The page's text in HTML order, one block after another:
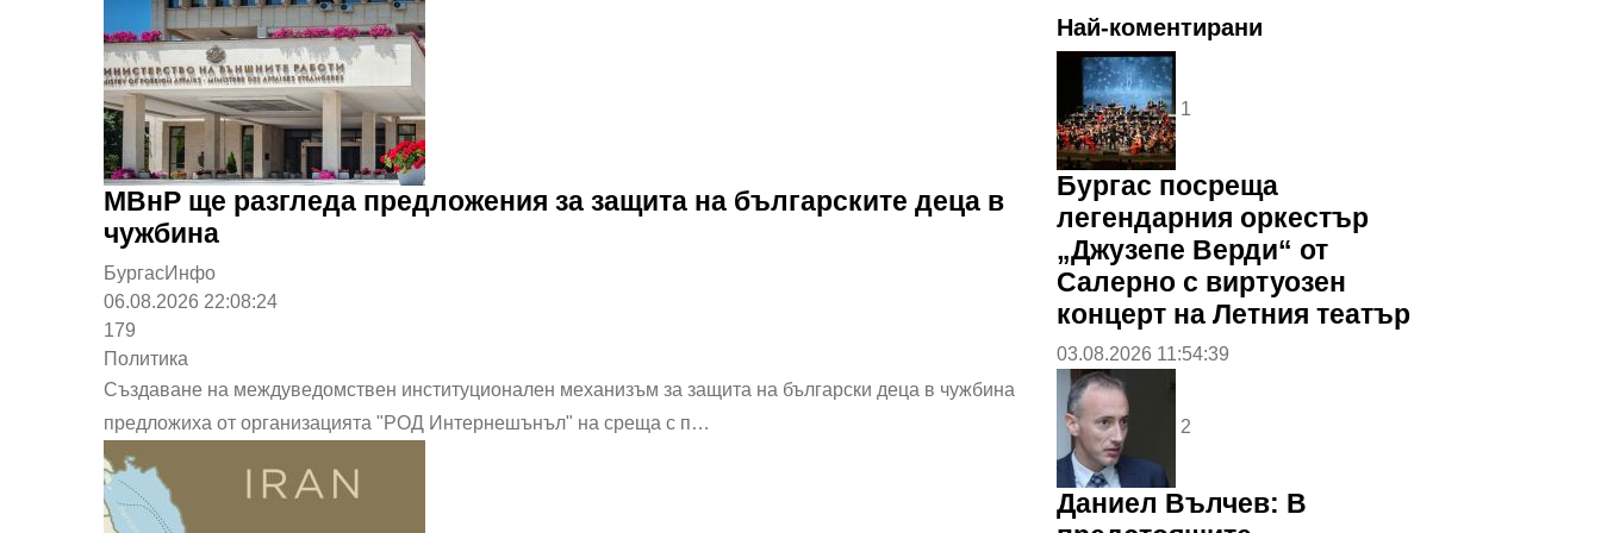
МВнР ще разгледа предложения за защита на българските деца в
чужбина
БургасИнфо
06.08.2026 22:08:24
179
Политика
Създаване на междуведомствен институционален механизъм за защита на български деца в чужбина
предложиха от организацията "РОД Интернешънъл" на среща с п…
Най-коментирани
1
Бургас посреща
легендарния оркестър
„Джузепе Верди“ от
Салерно с виртуозен
концерт на Летния театър
03.08.2026 11:54:39
2
Даниел Вълчев: В